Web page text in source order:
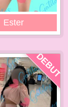
Ester
DEBUT